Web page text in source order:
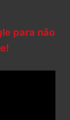
para não